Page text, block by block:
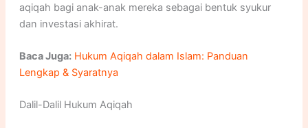
aqiqah bagi anak-anak mereka sebagai bentuk syukur
dan investasi akhirat.
Baca Juga: Hukum Aqiqah dalam Islam: Panduan
Lengkap & Syaratnya
Dalil-Dalil Hukum Aqiqah